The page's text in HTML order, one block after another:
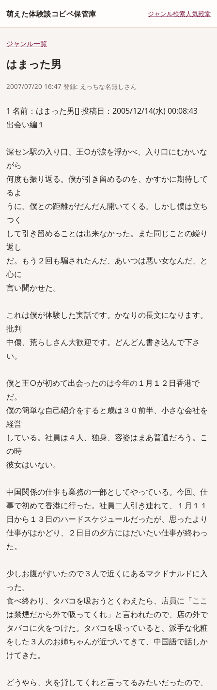
萌えた体験談コピペ保管庫 ジャンル検索人気殿堂
ジャンル一覧
はまった男
2007/07/20 16:47 登録: えっちな名無しさん
1 名前：はまった男[] 投稿日：2005/12/14(水) 00:08:43
出会い編１
深セン駅の入り口、王○が涙を浮かべ、入り口にむかいな
がら
何度も振り返る。僕が引き留めるのを、かすかに期待して
るよ
うに。僕との距離がだんだん開いてくる。しかし僕は立ち
つく
して引き留めることは出来なかった。また同じことの繰り
返し
だ。もう２回も騙されたんだ、あいつは悪い女なんだ、と
心に
言い聞かせた。
これは僕が体験した実話です。かなりの長文になります。
批判
中傷、荒らしさん大歓迎です。どんどん書き込んで下さ
い。
僕と王○が初めて出会ったのは今年の１月１２日香港で
だ。
僕の簡単な自己紹介をすると歳は３０前半、小さな会社を
経営
している。社員は４人、独身、容姿はまあ普通だろう。こ
の時
彼女はいない。
中国関係の仕事も業務の一部としてやっている。今回、仕
事で初めて香港に行った。社員二人引き連れて、１月１１
日から１３日のハードスケジュールだったが、思ったより
仕事がはかどり、２日目の夕方にはだいたい仕事が終わっ
た。
少しお腹がすいたので３人で近くにあるマクドナルドに入
った。
食べ終わり、タバコを吸おうとくわえたら、店員に「ここ
は禁煙だから外で吸ってくれ」と言われたので、店の外で
タバコに火をつけた。タバコを吸っていると、派手な化粧
をした３人のお姉ちゃんが近づいてきて、中国語で話しか
けてきた。
どうやら、火を貸してくれと言ってるみたいだったので、